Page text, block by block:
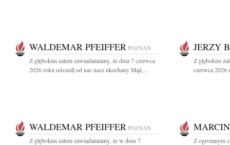
WALDEMAR PFEIFFER POZNAŃ
Z głębokim żalem zawiadamiamy, że dnia 7 czerwca
2026 roku odszedł od nas nasz ukochany Mąż,...
JERZY
Z głębokim
czerwca 2026
WALDEMAR PFEIFFER POZNAŃ
Z głębokim żalem zawiadamiamy, że w dniu 7
Z ogromnym